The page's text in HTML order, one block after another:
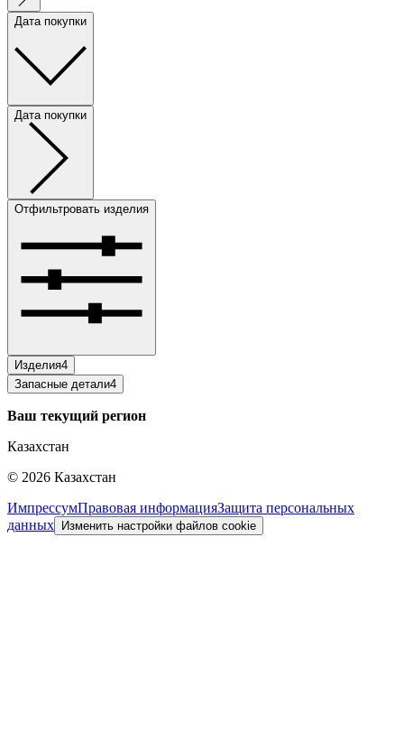
Дата покупки
Дата покупки
Отфильтровать изделия
Изделия4
Запасные детали4
Ваш текущий регион
Казахстан
© 2026 Казахстан
ИмпрессумПравовая информацияЗащита персональных
данных
Изменить настройки файлов cookie